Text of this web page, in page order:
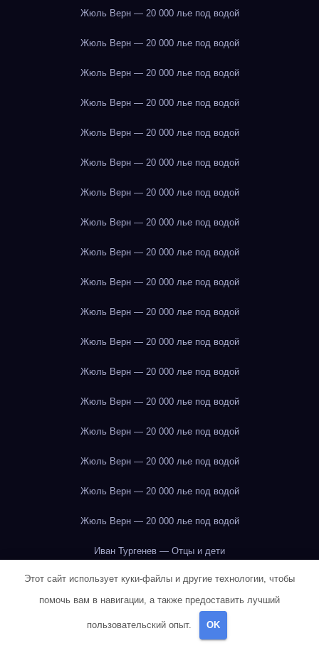
Жюль Верн — 20 000 лье под водой
Жюль Верн — 20 000 лье под водой
Жюль Верн — 20 000 лье под водой
Жюль Верн — 20 000 лье под водой
Жюль Верн — 20 000 лье под водой
Жюль Верн — 20 000 лье под водой
Жюль Верн — 20 000 лье под водой
Жюль Верн — 20 000 лье под водой
Жюль Верн — 20 000 лье под водой
Жюль Верн — 20 000 лье под водой
Жюль Верн — 20 000 лье под водой
Жюль Верн — 20 000 лье под водой
Жюль Верн — 20 000 лье под водой
Жюль Верн — 20 000 лье под водой
Жюль Верн — 20 000 лье под водой
Жюль Верн — 20 000 лье под водой
Жюль Верн — 20 000 лье под водой
Жюль Верн — 20 000 лье под водой
Иван Тургенев — Отцы и дети
Илья Ильф и Евгений Петров — Двенадцать стульев Иркутск
Иркутск
Иркутск
Этот сайт использует куки-файлы и другие технологии, чтобы
помочь вам в навигации, а также предоставить лучший
пользовательский опыт. OK